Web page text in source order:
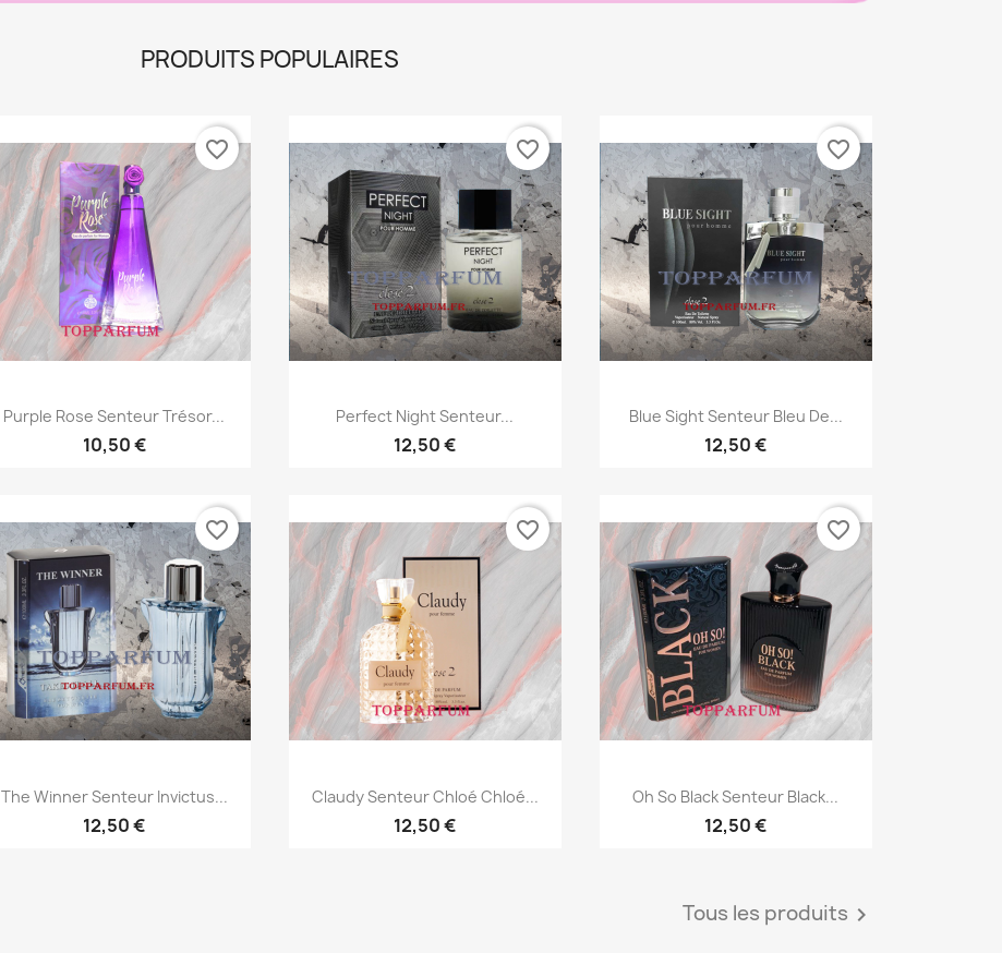
PRODUITS POPULAIRES
Aperçu rapide
Purple Rose Senteur Trésor...
10,50 €
favorite_border
Aperçu rapide
Perfect Night Senteur...
12,50 €
favorite_border
Aperçu rapide
Blue Sight Senteur Bleu De...
12,50 €
favorite_border
Aperçu rapide
The Winner Senteur Invictus...
12,50 €
favorite_border
Aperçu rapide
Claudy Senteur Chloé Chloé...
12,50 €
favorite_border
Aperçu rapide
Oh So Black Senteur Black...
12,50 €
favorite_border
Tous les produits 